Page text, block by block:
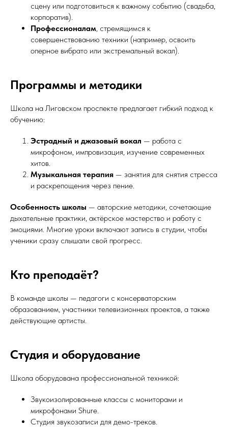
сцену или подготовиться к важному событию (свадьба,
корпоратив).
Профессионалам, стремящимся к
совершенствованию техники (например, освоить
оперное вибрато или экстремальный вокал).
Программы и методики
Школа на Лиговском проспекте предлагает гибкий подход к
обучению:
Эстрадный и джазовый вокал — работа с
микрофоном, импровизация, изучение современных
хитов.
Музыкальная терапия — занятия для снятия стресса
и раскрепощения через пение.
Особенность школы — авторские методики, сочетающие
дыхательные практики, актёрское мастерство и работу с
эмоциями. Многие уроки включают запись в студии, чтобы
ученики сразу слышали свой прогресс.
Кто преподаёт?
В команде школы — педагоги с консерваторским
образованием, участники телевизионных проектов, а также
действующие артисты.
Студия и оборудование
Школа оборудована профессиональной техникой:
Звукоизолированные классы с мониторами и
микрофонами Shure.
Студия звукозаписи для демо-треков.